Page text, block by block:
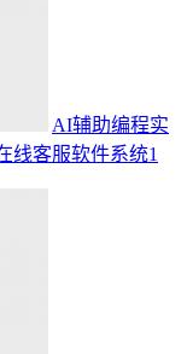
AI辅助编程实
线客服软件系统1